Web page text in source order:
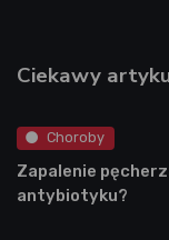
Ciekawy
Choroby
Zapalenie
antybiotyku?